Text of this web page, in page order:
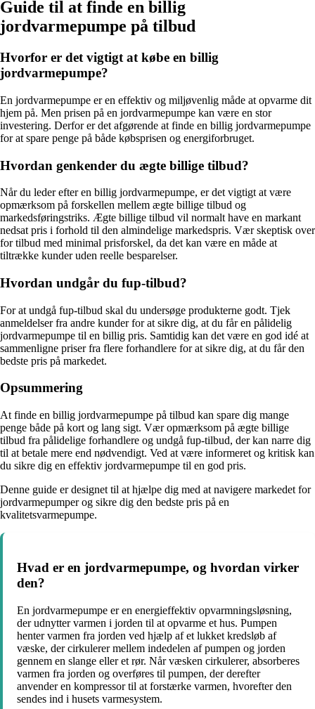
Guide til at finde en billig
jordvarmepumpe på tilbud
Hvorfor er det vigtigt at købe en billig
jordvarmepumpe?
En jordvarmepumpe er en effektiv og miljøvenlig måde at opvarme dit
hjem på. Men prisen på en jordvarmepumpe kan være en stor
investering. Derfor er det afgørende at finde en billig jordvarmepumpe
for at spare penge på både købsprisen og energiforbruget.
Hvordan genkender du ægte billige tilbud?
Når du leder efter en billig jordvarmepumpe, er det vigtigt at være
opmærksom på forskellen mellem ægte billige tilbud og
markedsføringstriks. Ægte billige tilbud vil normalt have en markant
nedsat pris i forhold til den almindelige markedspris. Vær skeptisk over
for tilbud med minimal prisforskel, da det kan være en måde at
tiltrække kunder uden reelle besparelser.
Hvordan undgår du fup-tilbud?
For at undgå fup-tilbud skal du undersøge produkterne godt. Tjek
anmeldelser fra andre kunder for at sikre dig, at du får en pålidelig
jordvarmepumpe til en billig pris. Samtidig kan det være en god idé at
sammenligne priser fra flere forhandlere for at sikre dig, at du får den
bedste pris på markedet.
Opsummering
At finde en billig jordvarmepumpe på tilbud kan spare dig mange
penge både på kort og lang sigt. Vær opmærksom på ægte billige
tilbud fra pålidelige forhandlere og undgå fup-tilbud, der kan narre dig
til at betale mere end nødvendigt. Ved at være informeret og kritisk kan
du sikre dig en effektiv jordvarmepumpe til en god pris.
Denne guide er designet til at hjælpe dig med at navigere markedet for
jordvarmepumper og sikre dig den bedste pris på en
kvalitetsvarmepumpe.
Hvad er en jordvarmepumpe, og hvordan virker
den?
En jordvarmepumpe er en energieffektiv opvarmningsløsning,
der udnytter varmen i jorden til at opvarme et hus. Pumpen
henter varmen fra jorden ved hjælp af et lukket kredsløb af
væske, der cirkulerer mellem indedelen af pumpen og jorden
gennem en slange eller et rør. Når væsken cirkulerer, absorberes
varmen fra jorden og overføres til pumpen, der derefter
anvender en kompressor til at forstærke varmen, hvorefter den
sendes ind i husets varmesystem.